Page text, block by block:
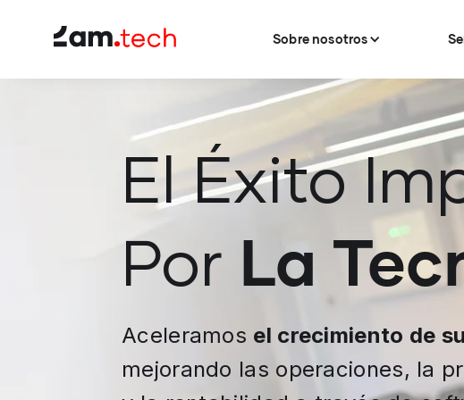
Sobre nosotros
El Éxito
Por La
Aceleramos el crecimiento de
mejorando las operaciones, la
Sobre nosotros